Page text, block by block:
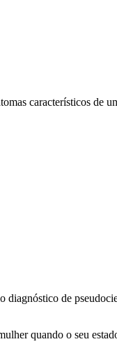
característicos de
de
quando o seu